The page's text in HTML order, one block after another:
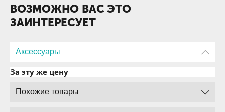
ВОЗМОЖНО ВАС ЭТО
ЗАИНТЕРЕСУЕТ
Аксессуары
За эту же цену
Похожие товары